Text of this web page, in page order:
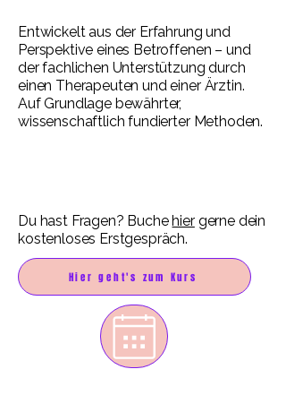
Entwickelt aus der Erfahrung und
Perspektive eines Betroffenen – und
der fachlichen Unterstützung durch
einen Therapeuten und einer Ärztin.
Auf Grundlage bewährter,
wissenschaftlich fundierter Methoden.
Hier geht's zum Kurs
Du hast Fragen? Buchehiergerne dein
kostenloses Erstgespräch.